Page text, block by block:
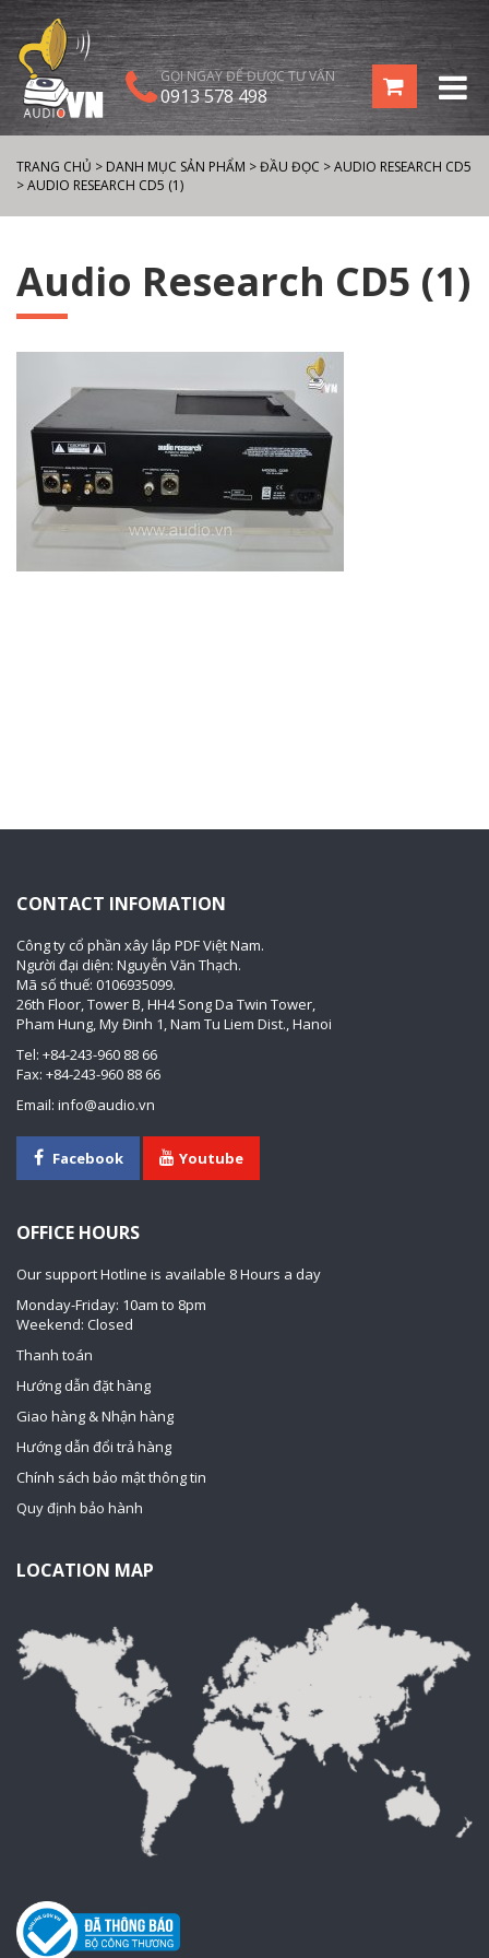
GỌI NGAY ĐỂ ĐƯỢC TƯ VẤN
0913 578 498
TRANG CHỦ > DANH MỤC SẢN PHẨM >ĐẦU ĐỌC >AUDIO RESEARCH CD5
>AUDIO RESEARCH CD5 (1)
Audio Research CD5 (1)
CONTACT INFOMATION
Công ty cổ phần xây lắp PDF Việt Nam.
Người đại diện: Nguyễn Văn Thạch.
Mã số thuế: 0106935099.
26th Floor, Tower B, HH4 Song Da Twin Tower,
Pham Hung, My Đinh 1, Nam Tu Liem Dist., Hanoi
Tel: +84-243-960 88 66
Fax: +84-243-960 88 66
Email: info@audio.vn
Facebook Youtube
OFFICE HOURS
Our support Hotline is available 8 Hours a day
Monday-Friday: 10am to 8pm
Weekend: Closed
Thanh toán
Hướng dẫn đặt hàng
Giao hàng & Nhận hàng
Hướng dẫn đổi trả hàng
Chính sách bảo mật thông tin
Quy định bảo hành
LOCATION MAP